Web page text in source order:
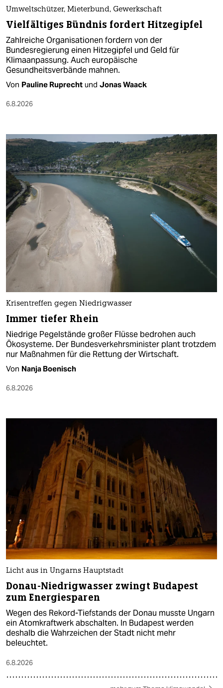
Umweltschützer, Mieterbund, Gewerkschaft
Vielfältiges Bündnis fordert Hitzegipfel
Zahlreiche Organisationen fordern von der
Bundesregierung einen Hitzegipfel und Geld für
Klimaanpassung. Auch europäische
Gesundheitsverbände mahnen.
Von Pauline Ruprecht und Jonas Waack
6.8.2026
Krisentreffen gegen Niedrigwasser
Immer tiefer Rhein
Niedrige Pegelstände großer Flüsse bedrohen auch
Ökosysteme. Der Bundesverkehrsminister plant trotzdem
nur Maßnahmen für die Rettung der Wirtschaft.
Von Nanja Boenisch
6.8.2026
Licht aus in Ungarns Hauptstadt
Donau-Niedrigwasser zwingt Budapest
zum Energiesparen
Wegen des Rekord-Tiefstands der Donau musste Ungarn
ein Atomkraftwerk abschalten. In Budapest werden
deshalb die Wahrzeichen der Stadt nicht mehr
beleuchtet.
6.8.2026